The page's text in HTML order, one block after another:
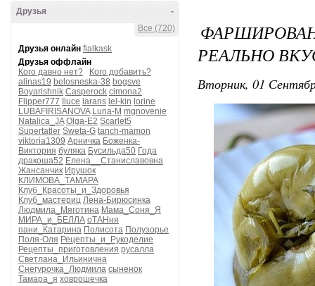
-
Друзья
Все (720)
Друзья онлайн fialkask
Друзья оффлайн
Кого давно нет?
Кого добавить?
alinas19 belosneska-38 bogsve
Boyarishnik Casperock cimona2
Flipper777
Iluce larans lel-kin lorine
LUBAFIRISANOVA Luna-M mgnovenie
Natalica_JA Olga-E2 Scarlet5
Supertatler Sweta-G tanch-mamon
viktoria1309 Арничка Боженка-
Виктория буляка Бусильда50 Года
дракоша52 Елена__Станиславовна
Жансанчик Ирушок
КЛИМОВА_ТАМАРА
Клуб_Красоты_и_Здоровья
Клуб_мастериц Лена-Бирюсинка
Людмила_Мяготина Мама_Соня_Я
МИРА_и_БЕЛЛА оТАНня
пани_Катарина Полисота Полузорье
Поля-Оля Рецепты_и_Рукоделие
Рецепты_приготовления русалла
Светлана_Ильинична
Снегурочка_Людмила сыненок
Тамара_я ховрошечка
РЕАЛЬНО
Вторник, 01